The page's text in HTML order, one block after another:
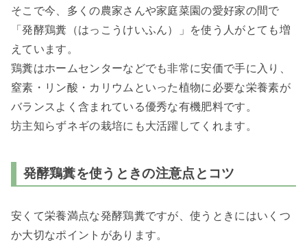
そこで今、多くの農家さんや家庭菜園の愛好家の間で
「発酵鶏糞（はっこうけいふん）」を使う人がとても増
えています。
鶏糞はホームセンターなどでも非常に安価で手に入り、
窒素・リン酸・カリウムといった植物に必要な栄養素が
バランスよく含まれている優秀な有機肥料です。
坊主知らずネギの栽培にも大活躍してくれます。
発酵鶏糞を使うときの注意点とコツ
安くて栄養満点な発酵鶏糞ですが、使うときにはいくつ
か大切なポイントがあります。